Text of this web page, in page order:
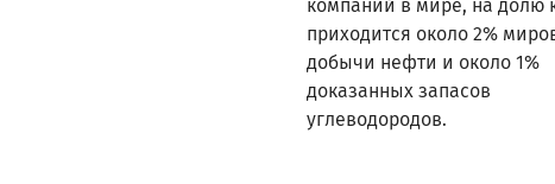
компаний в мире, на долю
приходится около 2%
добычи нефти и около 1%
доказанных запасов
углеводородов.